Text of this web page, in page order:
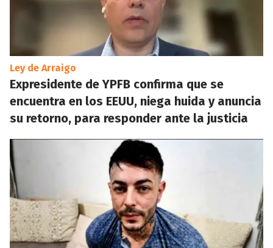
Ley de Arraigo
Expresidente de YPFB confirma que se
encuentra en los EEUU, niega huida y anuncia
su retorno, para responder ante la justicia